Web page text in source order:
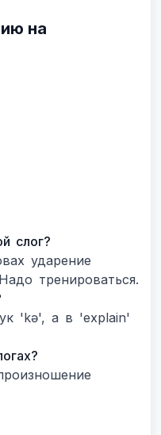
на
слог?
ударение
тренироваться.
'kə', а в 'explain'